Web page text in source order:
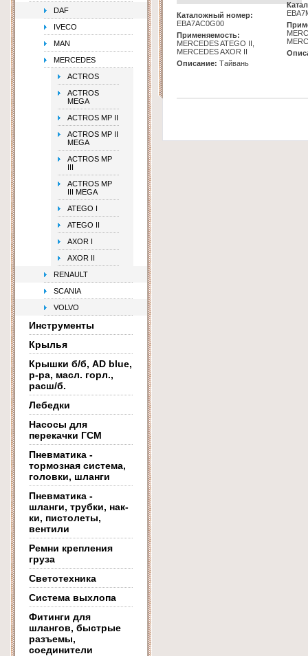
DAF
IVECO
MAN
MERCEDES
ACTROS
ACTROS
MEGA
ACTROS MP II
ACTROS MP II
MEGA
ACTROS MP
III
ACTROS MP
III MEGA
ATEGO I
ATEGO II
AXOR I
AXOR II
RENAULT
SCANIA
VOLVO
Инструменты
Крылья
Крышки б/б, AD blue,
р-ра, масл. горл.,
расш/б.
Лебедки
Насосы для
перекачки ГСМ
Пневматика -
тормозная система,
головки, шланги
Пневматика -
шланги, трубки, нак-
ки, пистолеты,
вентили
Ремни крепления
груза
Светотехника
Система выхлопа
Фитинги для
шлангов, быстрые
разъемы,
соединители
Каталожный номер:
EBA7AC0G00
Применяемость:
MERCEDES ATEGO II,
MERCEDES AXOR II
Описание: Тайвань